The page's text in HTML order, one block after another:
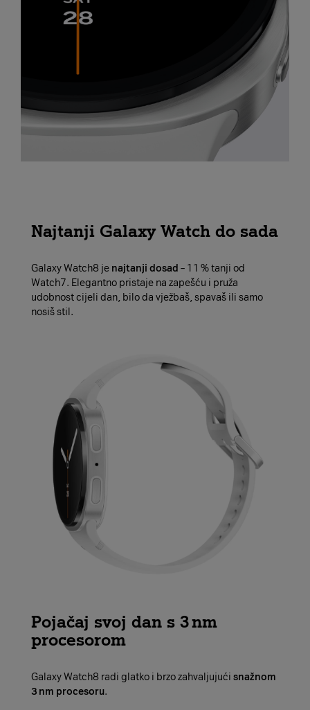
Najtanji Galaxy Watch do sada
Galaxy Watch8 je najtanji dosad – 11 % tanji od
Watch7. Elegantno pristaje na zapešću i pruža
udobnost cijeli dan, bilo da vježbaš, spavaš ili samo
nosiš stil.
Pojačaj svoj dan s 3 nm
procesorom
Galaxy Watch8 radi glatko i brzo zahvaljujući snažnom
3 nm procesoru.